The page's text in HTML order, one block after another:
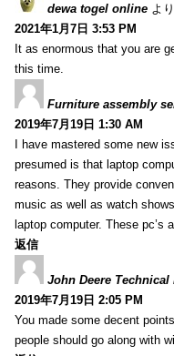
dewa togel online よ
2021年1月7日 3:53 PM
It as enormous that you are
this time.
Furniture assembly
2019年7月19日 1:30 AM
I have mastered some new
presumed is that laptop
reasons. They provide
music as well as watch
laptop computer. These pc’s
返信
John Deere Technical
2019年7月19日 2:05 PM
You made some decent
people should go along with